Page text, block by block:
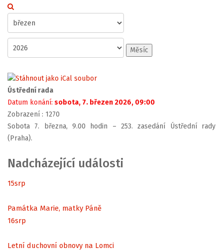
Měsíc
Ústřední rada
Datum konání: sobota, 7. březen 2026, 09:00
Zobrazení : 1270
Sobota 7. března, 9.00 hodin – 253. zasedání Ústřední rady
(Praha).
Nadcházející události
15srp
Památka Marie, matky Páně
16srp
Letní duchovní obnovy na Lomci